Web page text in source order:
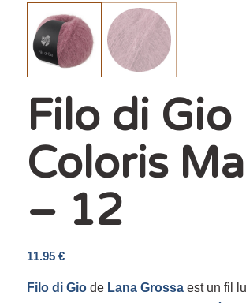
Filo di Gio
Coloris
– 12
11.95 €
Filo di Giode Lana Grossaest un fil